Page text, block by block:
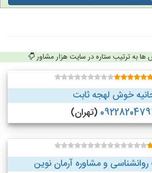
ها به ترتیب ستاره در سایت هزار مشاور
خوش لهجه ثابت
(تهران)
و مشاوره آرمان نوین